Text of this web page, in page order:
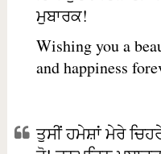
ਮੁਬਾਰਕ!
Wishing you a
and happiness
ਤੁਸੀਂ ਹਮੇਸ਼ਾਂ ਮੇਰੇ